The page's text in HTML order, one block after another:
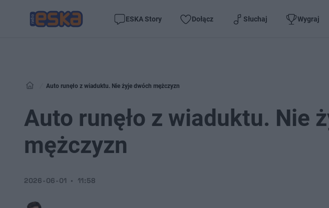
ESKA Story Dołącz Słuchaj Wygraj
Auto runęło z wiaduktu. Nie żyje dwóch mężczyzn
Auto runęło z wiaduktu. Nie
mężczyzn
2026-06-01 11:58